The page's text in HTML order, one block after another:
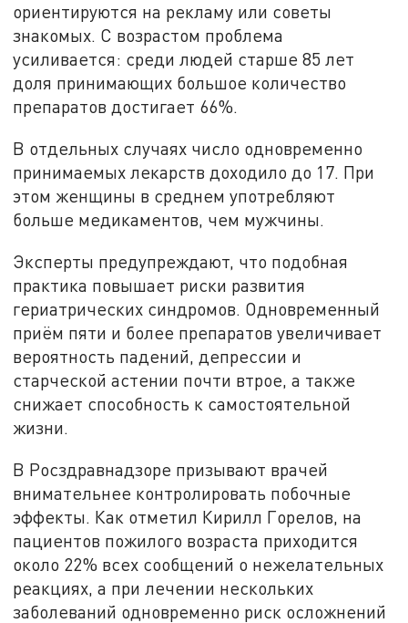
ориентируются на рекламу или советы
знакомых. С возрастом проблема
усиливается: среди людей старше 85 лет
доля принимающих большое количество
препаратов достигает 66%.
В отдельных случаях число одновременно
принимаемых лекарств доходило до 17. При
этом женщины в среднем употребляют
больше медикаментов, чем мужчины.
Эксперты предупреждают, что подобная
практика повышает риски развития
гериатрических синдромов. Одновременный
приём пяти и более препаратов увеличивает
вероятность падений, депрессии и
старческой астении почти втрое, а также
снижает способность к самостоятельной
жизни.
В Росздравнадзоре призывают врачей
внимательнее контролировать побочные
эффекты. Как отметил Кирилл Горелов, на
пациентов пожилого возраста приходится
около 22% всех сообщений о нежелательных
реакциях, а при лечении нескольких
заболеваний одновременно риск осложнений